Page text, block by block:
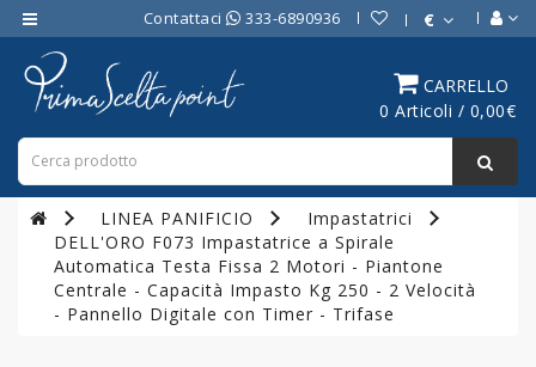
Contattaci 333-6890936 €
CARRELLO
0 Articoli / 0,00€
Category
ATTREZZATURE
BAR
ATTREZZATURE
PROFESSIONALI
CUCINA
LINEA PANIFICIO
Impastatrici
DELL'ORO F073 Impastatrice a Spirale
Automatica Testa Fissa 2 Motori - Piantone
Centrale - Capacità Impasto Kg 250 - 2 Velocità
- Pannello Digitale con Timer - Trifase